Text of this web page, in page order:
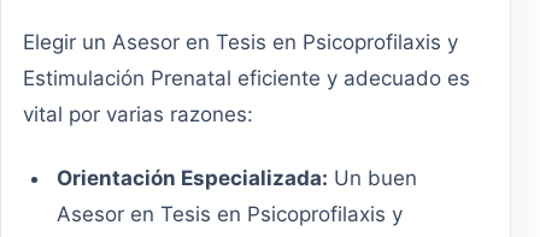
Elegir un Asesor en Tesis en Psicoprofilaxis y
Estimulación Prenatal eficiente y adecuado es
vital por varias razones:
Orientación Especializada: Un buen
Asesor en Tesis en Psicoprofilaxis y